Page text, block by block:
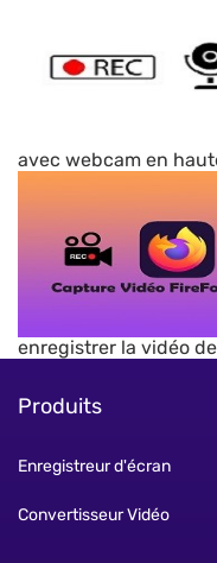
avec webcam en
enregistrer la vidéo
Produits
Enregistreur d'écran
Convertisseur Vidéo